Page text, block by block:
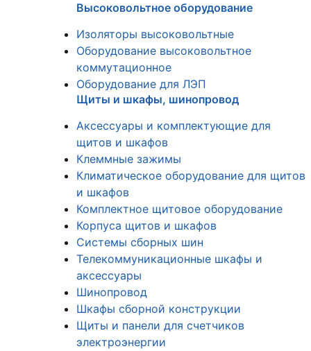
Высоковольтное оборудование
Изоляторы высоковольтные
Оборудование высоковольтное
коммутационное
Оборудование для ЛЭП
Щиты и шкафы, шинопровод
Аксессуары и комплектующие для
щитов и шкафов
Клеммные зажимы
Климатическое оборудование для щитов
и шкафов
Комплектное щитовое оборудование
Корпуса щитов и шкафов
Системы сборных шин
Телекоммуникационные шкафы и
аксессуары
Шинопровод
Шкафы сборной конструкции
Щиты и панели для счетчиков
электроэнергии